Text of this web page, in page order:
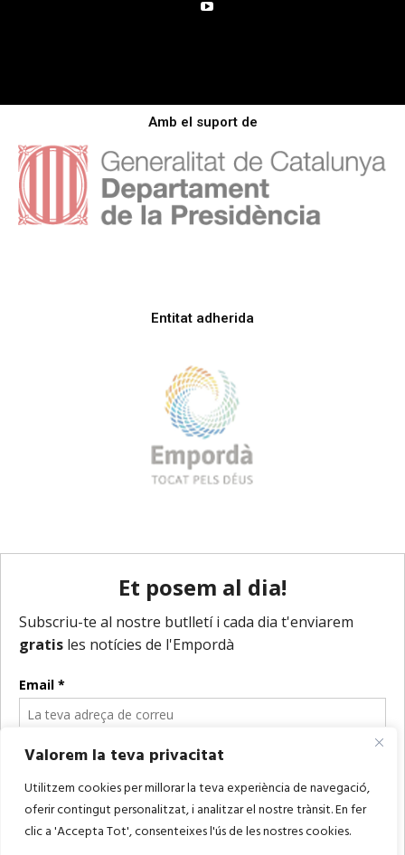
Valorem la teva privacitat
Utilitzem cookies per millorar la teva experiència de navegació,
oferir contingut personalitzat, i analitzar el nostre trànsit. En fer
clic a 'Accepta Tot', consenteixes l'ús de les nostres cookies.
Amb el suport de
Entitat adherida